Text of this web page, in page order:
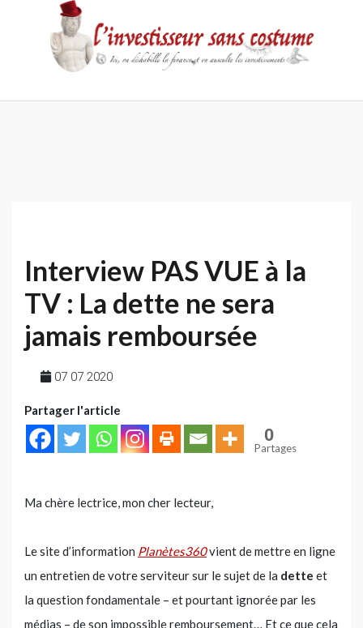
confidentialité
Interview PAS VUE à la
TV : La dette ne sera
jamais remboursée
07 07 2020
Partager l'article
0
Partages
Ma chère lectrice, mon cher lecteur,
Le site d’information Planètes360vient de mettre en ligne
un entretien de votre serviteur sur le sujet de la dette et
la question fondamentale – et pourtant ignorée par les
médias – deson impossible remboursement… Et ce que cela